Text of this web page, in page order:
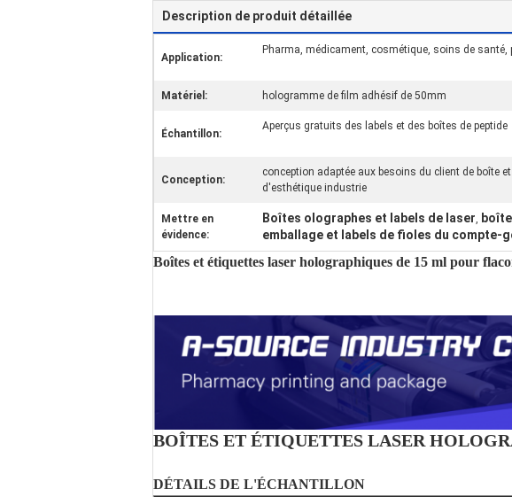
Description de produit détaillée
Application:
Pharma, médicament, cosmétique, soins de santé,
Matériel: hologramme de film adhésif de 50mm
Échantillon:
Aperçus gratuits des labels et des boîtes de peptide
Conception:
conception adaptée aux besoins du client de boîte
d'esthétique industrie
Mettre en
évidence:
Boîtes olographes et labels de laser,
emballage et labels de fioles du compte-
Boîtes et étiquettes laser holographiques de 15 ml pour
BOÎTES ET ÉTIQUETTES LASER
DÉTAILS DE L'ÉCHANTILLON